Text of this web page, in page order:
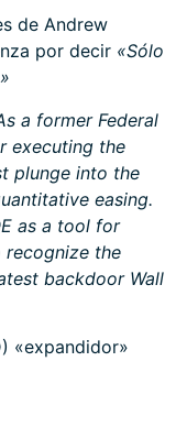
de Andrew
por decir «Sólo
a former Federal
executing the
plunge into the
easing.
as a tool for
recognize the
backdoor Wall
«expandidor»